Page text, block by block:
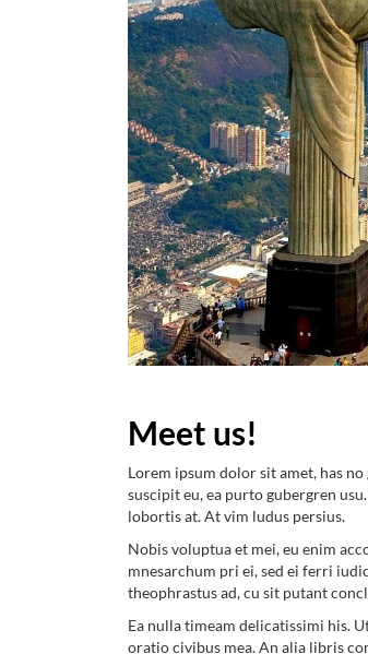
Meet us!
Lorem ipsum dolor sit amet, has
suscipit eu, ea purto gubergren
lobortis at. At vim ludus persius.
Nobis voluptua et mei, eu enim
mnesarchum pri ei, sed ei ferri
theophrastus ad, cu sit putant
Ea nulla timeam delicatissimi his.
oratio civibus mea. An alia libris